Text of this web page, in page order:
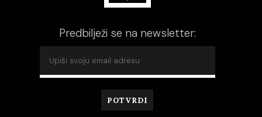
Predbilježi se na newsletter: